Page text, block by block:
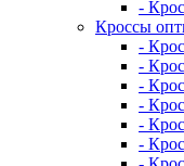
-
Кроссы
-
-
-
-
-
-